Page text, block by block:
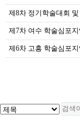
제8차 정기학술대회
제7차 여수 학술심포
제6차 고흥 학술심포